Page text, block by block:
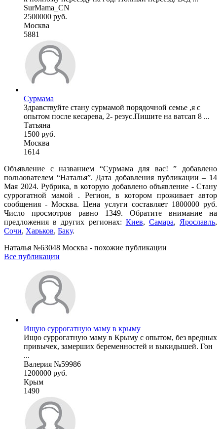
SurMama_CN
2500000 руб.
Москва
5881
Сурмама
Здравствуйте стану сурмамой порядочной семье ,я с
опытом после кесарева, 2- резус.Пишите на ватсап 8 ...
Татьяна
1500 руб.
Москва
1614
Объявление с названием “Сурмама для вас! ” добавлено
пользователем “Наталья”. Дата добавления публикации – 14
Мая 2024. Рубрика, в которую добавлено объявление - Cтану
суррогатной мамой . Регион, в котором проживает автор
сообщения - Москва. Цена услуги составляет 1800000 руб.
Число просмотров равно 1349. Обратите внимание на
предложения в других регионах: Киев, Самара, Ярославль,
Сочи, Харьков, Баку.
Наталья №63048 Москва - похожие публикации
Все публикации
Ищую суррогатную маму в крыму
Ищю суррогатную маму в Крыму с опытом, без вредных
привычек, замерших беременностей и выкидышей. Гон
...
Валерия №59986
1200000 руб.
Крым
1490